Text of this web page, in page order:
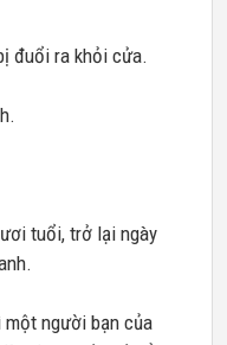
đuổi ra khỏi cửa.
tuổi, trở lại ngày
người bạn của